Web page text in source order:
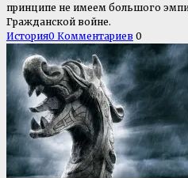
принципе не имеем большого
Гражданской войне.
История0 Комментариев 0